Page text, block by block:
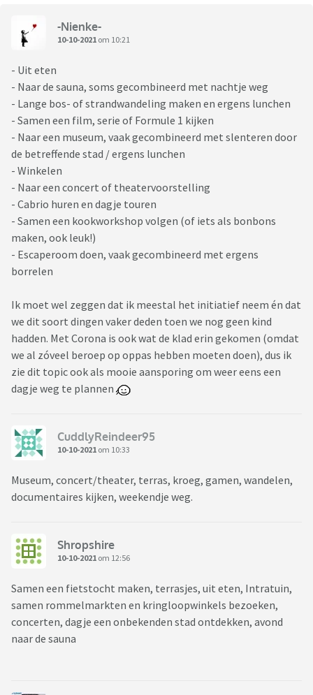
-Nienke-
10-10-2021 om 10:21
- Uit eten
- Naar de sauna, soms gecombineerd met nachtje weg
- Lange bos- of strandwandeling maken en ergens lunchen
- Samen een film, serie of Formule 1 kijken
- Naar een museum, vaak gecombineerd met slenteren door
de betreffende stad / ergens lunchen
- Winkelen
- Naar een concert of theatervoorstelling
- Cabrio huren en dagje touren
- Samen een kookworkshop volgen (of iets als bonbons
maken, ook leuk!)
- Escaperoom doen, vaak gecombineerd met ergens
borrelen
Ik moet wel zeggen dat ik meestal het initiatief neem én dat
we dit soort dingen vaker deden toen we nog geen kind
hadden. Met Corona is ook wat de klad erin gekomen (omdat
we al zóveel beroep op oppas hebben moeten doen), dus ik
zie dit topic ook als mooie aansporing om weer eens een
dagje weg te plannen
CuddlyReindeer95
10-10-2021 om 10:33
Museum, concert/theater, terras, kroeg, gamen, wandelen,
documentaires kijken, weekendje weg.
Shropshire
10-10-2021 om 12:56
Samen een fietstocht maken, terrasjes, uit eten, Intratuin,
samen rommelmarkten en kringloopwinkels bezoeken,
concerten, dagje een onbekenden stad ontdekken, avond
naar de sauna